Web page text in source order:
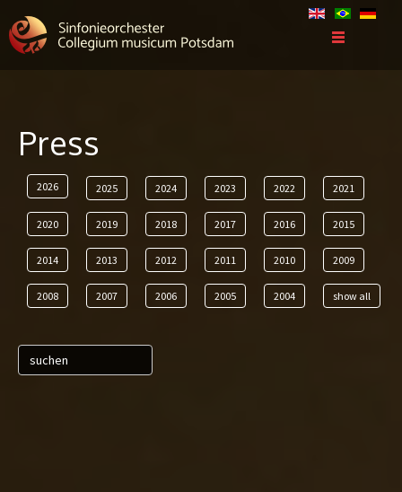
Press
2026 2025 2024 2023 2022 2021
2020 2019 2018 2017 2016 2015
2014 2013 2012 2011 2010 2009
2008 2007 2006 2005 2004 show all